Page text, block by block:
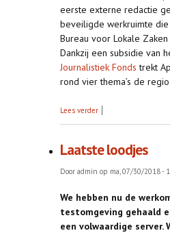
eerste externe redactie
beveiligde werkruimte
Bureau voor Lokale
Dankzij een subsidie van
Journalistiek Fonds trekt
rond vier thema’s de
Lees verder over Apache en
Laatste loodjes
Door admin op ma, 07/30/2018 -
We hebben nu de
testomgeving gehaald
een volwaardige server.